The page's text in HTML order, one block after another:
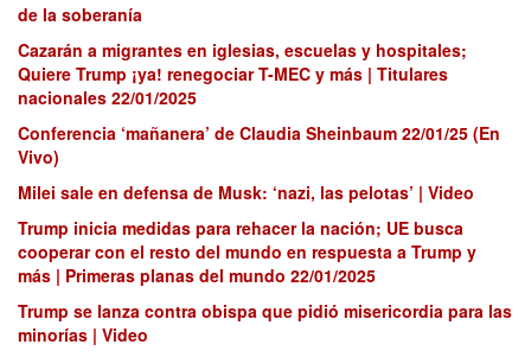
de la soberanía
Cazarán a migrantes en iglesias, escuelas y hospitales;
Quiere Trump ¡ya! renegociar T-MEC y más | Titulares
nacionales 22/01/2025
Conferencia ‘mañanera’ de Claudia Sheinbaum 22/01/25 (En
Vivo)
Milei sale en defensa de Musk: ‘nazi, las pelotas’ | Video
Trump inicia medidas para rehacer la nación; UE busca
cooperar con el resto del mundo en respuesta a Trump y
más | Primeras planas del mundo 22/01/2025
Trump se lanza contra obispa que pidió misericordia para las
minorías | Video